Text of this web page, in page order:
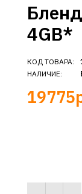
4GB*
КОД ТОВАРА:
НАЛИЧИЕ: